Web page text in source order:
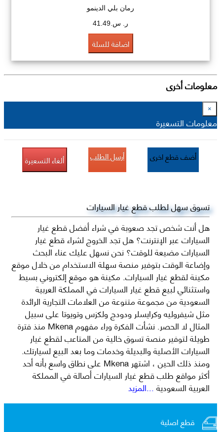
رمان بلي الدينمو
ر. س.41.49
اضافة للسلة
معلومات أخرى
×
معلومات التسعيرة
أضف قطع اخرى أرسل الطلب ألغاء التسعيرة
تسوق سهل لطلب قطع غيار السيارات
هل أنت شخص تجد صعوبة في شراء أفضل قطع غيار
السيارات عبر الإنترنت؟ هل تجد الخروج لشراء قطع غيار
السيارات مضيعة للوقت؟ نحن نسهل عليك عناء البحث
وإضاعة الوقت بتوفير منصة سهلة الاستخدام من خلال موقع
مكينة لقطع غيار السيارات. مكينة هو موقع إلكتروني بسيط
واستثنائي لبيع قطع غيار السيارات في المملكة العربية
السعودية من مجموعة متنوعة من العلامات التجارية الرائدة
مثل شيفروليه وكرايسلر ودودج ولكزس وتويوتا على سبيل
المثال لا الحصر. نشأت الفكرة وراء مفهوم Mkena منذ فترة
طويلة لتوفير منصة تسوق خالية من المتاعب لقطع غيار
السيارات الأصلية والبديلة وخدمات وما بعد البيع لسيارتك.
ومنذ ذلك الحين ، اشتهر Mkena على نطاق واسع بأنه أحد
أكثر مواقع طلب قطع غيار السيارات أصالة في المملكة
العربية السعودية...المزيد
قطع اصلية